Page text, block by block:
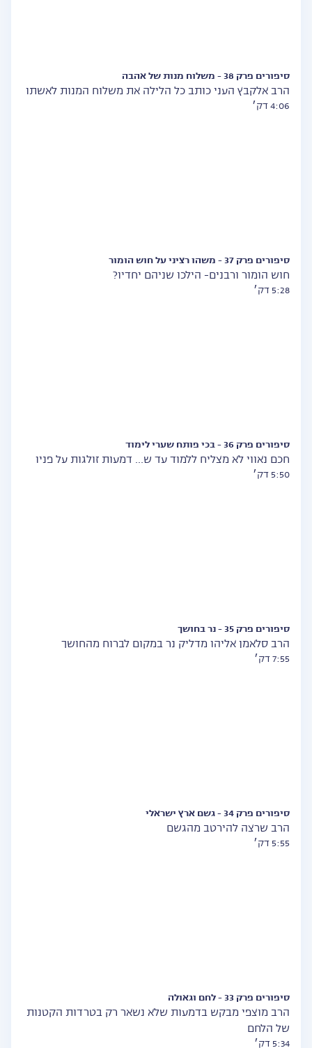
סיפורים פרק 38 - משלוח מנות של אהבה
הרב אלקבץ העני כותב כל הלילה את משלוח המנות לאשתו
4:06 דק׳
סיפורים פרק 37 - משהו רציני על חוש הומור
חוש הומור ורבנים- הילכו שניהם יחדיו?
5:28 דק׳
סיפורים פרק 36 - בכי פותח שערי לימוד
חכם נאווי לא מצליח ללמוד עד ש... דמעות זולגות על פניו
5:50 דק׳
סיפורים פרק 35 - נר בחושך
הרב סלאמן אליהו מדליק נר במקום לברוח מהחושך
7:55 דק׳
סיפורים פרק 34 - גשם ארץ ישראלי
הרב שרצה להירטב מהגשם
5:55 דק׳
סיפורים פרק 33 - לחם וגאולה
הרב מוצפי מבקש בדמעות שלא נשאר רק בטרדות הקטנות
של הלחם
5:34 דק׳